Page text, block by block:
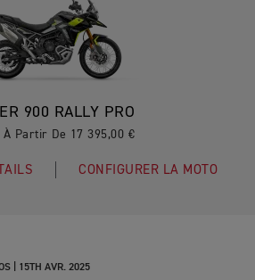
900 RALLY PRO
À Partir De 17 395,00 €
CONFIGURER LA MOTO
| 15TH AVR. 2025